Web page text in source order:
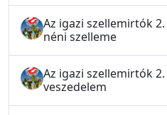
Az igazi szellemirtók 2.
néni szelleme
Az igazi szellemirtók 2.
veszedelem